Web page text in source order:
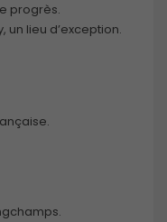
progrès.
un lieu d’exception.